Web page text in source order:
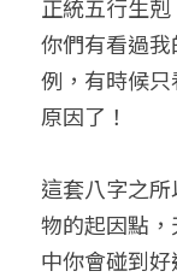
正統五行生
你們有看過
例，有時候
原因了！
這套八字之
物的起因點
中你會碰到